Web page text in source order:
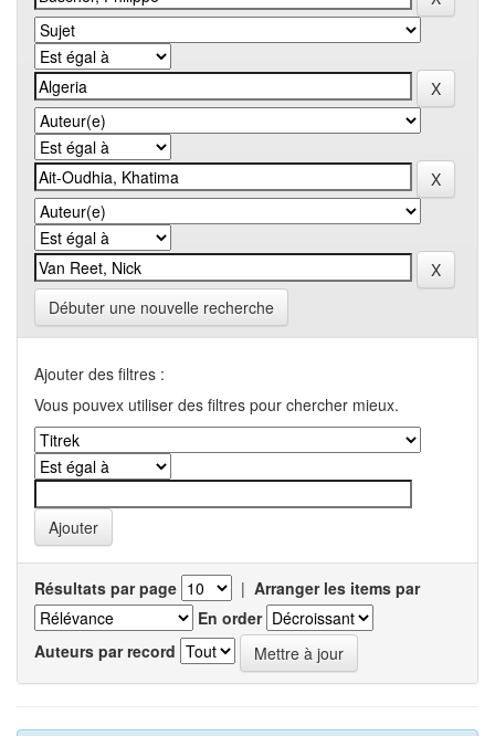
Débuter une nouvelle recherche
Ajouter des filtres :
Vous pouvex utiliser des filtres pour chercher mieux.
Résultats par page | Arranger les items par
En order
Auteurs par record